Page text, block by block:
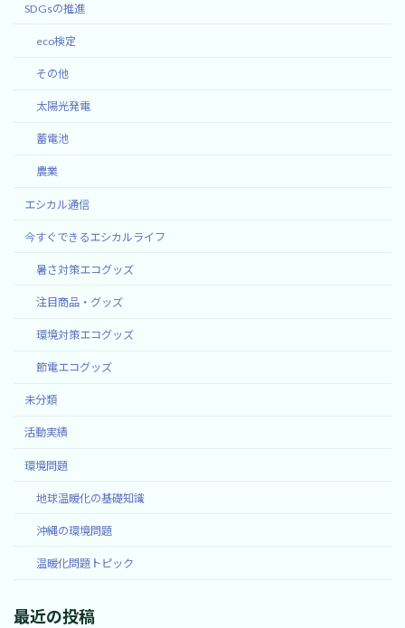
SDGsの推進
eco検定
その他
太陽光発電
蓄電池
農業
エシカル通信
今すぐできるエシカルライフ
暑さ対策エコグッズ
注目商品・グッズ
環境対策エコグッズ
節電エコグッズ
未分類
活動実績
環境問題
地球温暖化の基礎知識
沖縄の環境問題
温暖化問題トピック
最近の投稿